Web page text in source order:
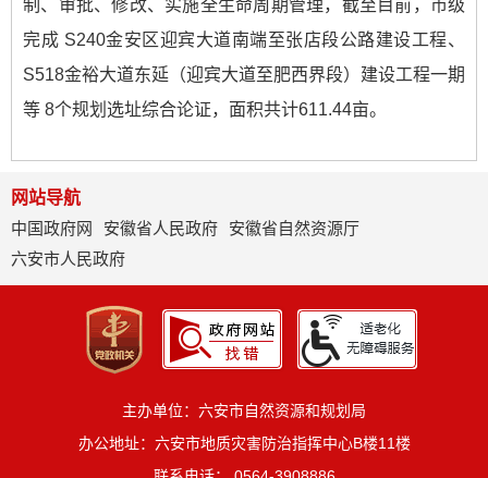
制、审批、修改、实施全生命周期管理，截至目前，市级
完成 S240金安区迎宾大道南端至张店段公路建设工程、
S518金裕大道东延（迎宾大道至肥西界段）建设工程一期
等 8个规划选址综合论证，面积共计611.44亩。
网站导航
中国政府网
安徽省人民政府
安徽省自然资源厅
六安市人民政府
主办单位：六安市自然资源和规划局
办公地址：六安市地质灾害防治指挥中心B楼11楼